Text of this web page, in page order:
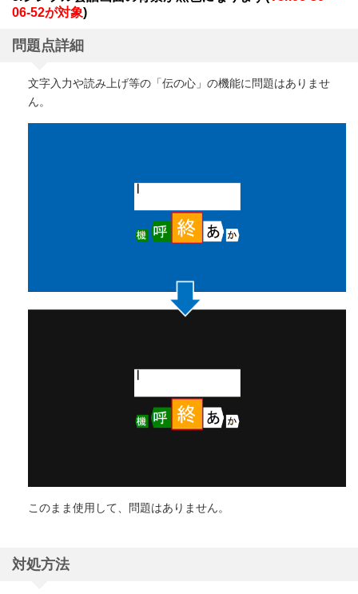
06-52が対象)
問題点詳細
文字入力や読み上げ等の「伝の心」の機能に問題はありませ
ん。
このまま使用して、問題はありません。
対処方法